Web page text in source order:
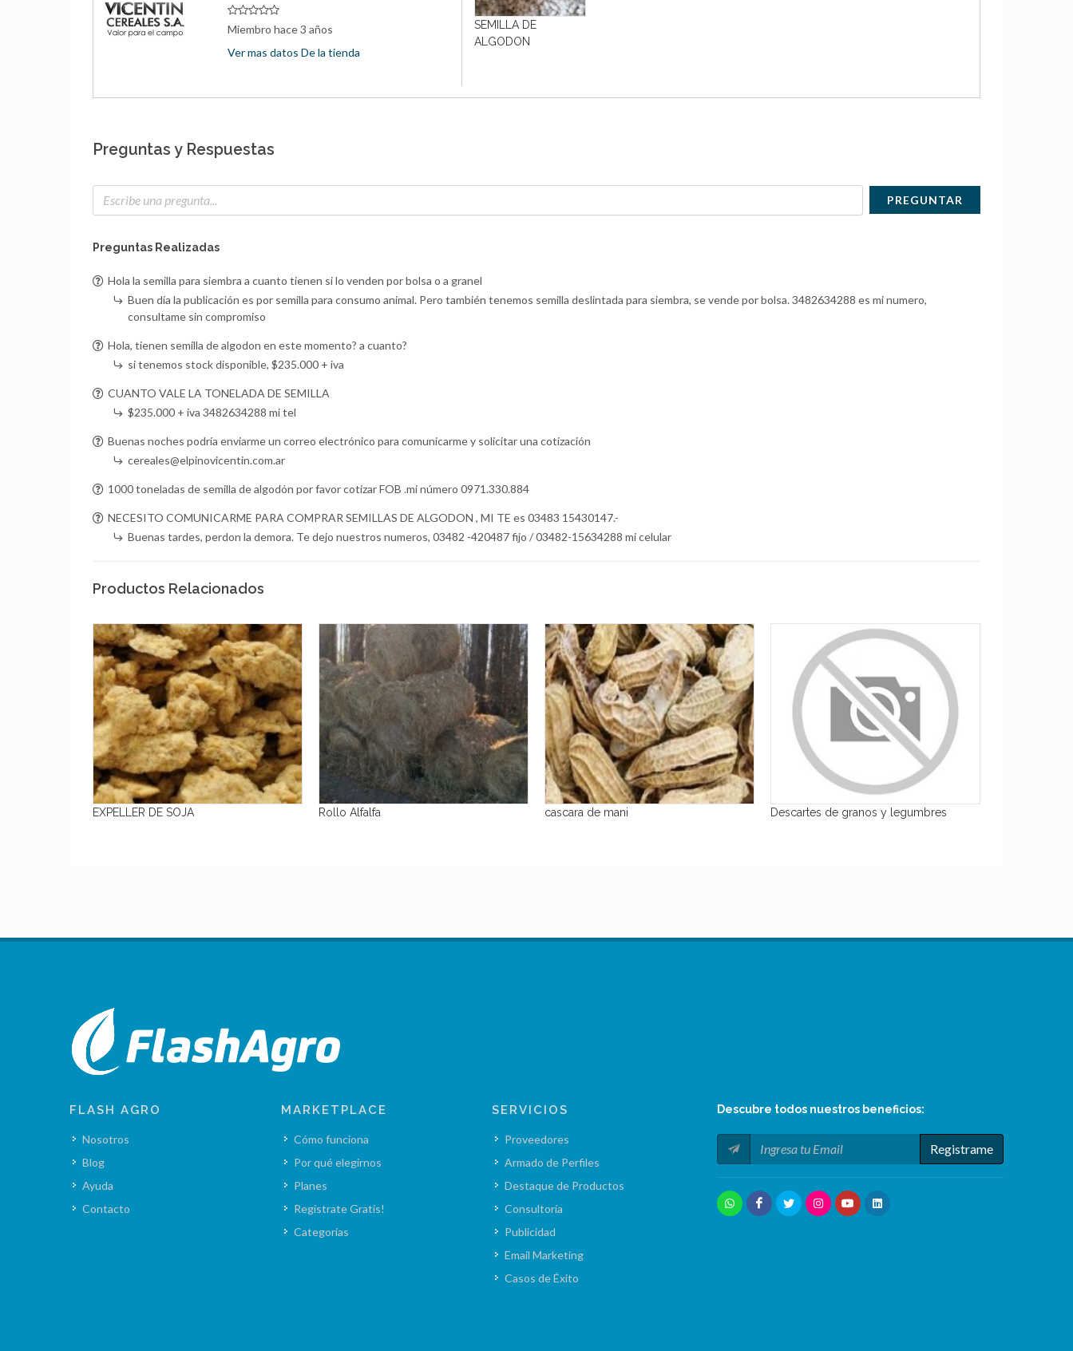
Miembro hace 3 años
Ver mas datos De la tienda
SEMILLA DE
ALGODON
Preguntas y Respuestas
PREGUNTAR
Preguntas Realizadas
Hola la semilla para siembra a cuanto tienen si lo venden por bolsa o a granel
Buen día la publicación es por semilla para consumo animal. Pero también tenemos semilla deslintada para siembra, se vende por bolsa. 3482634288 es mi numero,
consultame sin compromiso
Hola, tienen semilla de algodon en este momento? a cuanto?
si tenemos stock disponible, $235.000 + iva
CUANTO VALE LA TONELADA DE SEMILLA
$235.000 + iva 3482634288 mi tel
Buenas noches podría enviarme un correo electrónico para comunicarme y solicitar una cotización
cereales@elpinovicentin.com.ar
1000 toneladas de semilla de algodón por favor cotizar FOB .mi número 0971.330.884
NECESITO COMUNICARME PARA COMPRAR SEMILLAS DE ALGODON , MI TE es 03483 15430147.-
Buenas tardes, perdon la demora. Te dejo nuestros numeros, 03482 -420487 fijo / 03482-15634288 mi celular
Productos Relacionados
EXPELLER DE SOJA Rollo Alfalfa cascara de mani Descartes de granos y legumbres
FLASH AGRO
Nosotros
Blog
Ayuda
Contacto
MARKETPLACE
Cómo funciona
Por qué elegirnos
Planes
Registrate Gratis!
Categorías
SERVICIOS
Proveedores
Armado de Perfiles
Destaque de Productos
Consultoría
Publicidad
Email Marketing
Casos de Éxito
Descubre todos nuestros beneficios:
Registrame